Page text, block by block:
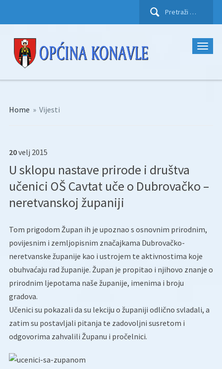
Pretraži:
Home » Vijesti
20velj 2015
U sklopu nastave prirode i društva
učenici OŠ Cavtat uče o Dubrovačko –
neretvanskoj županiji
Tom prigodom Župan ih je upoznao s osnovnim prirodnim,
povijesnim i zemljopisnim značajkama Dubrovačko-
neretvanske županije kao i ustrojem te aktivnostima koje
obuhvaćaju rad županije. Župan je propitao i njihovo znanje o
prirodnim ljepotama naše županije, imenima i broju
gradova.
Učenici su pokazali da su lekciju o županiji odlično svladali, a
zatim su postavljali pitanja te zadovoljni susretom i
odgovorima zahvalili Županu i pročelnici.